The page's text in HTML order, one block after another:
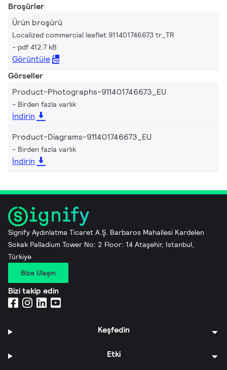
Broşürler
Ürün broşürü
Localized commercial leaflet 911401746673 tr_TR
pdf 412.7 kB
Görüntüle
Görseller
Product-Photographs-911401746673_EU
Birden fazla varlık
İndirin
Product-Diagrams-911401746673_EU
Birden fazla varlık
İndirin
Signify Aydınlatma Ticaret A.Ş. Barbaros Mahallesi Kardelen
Sokak Palladium Tower No: 2 Floor: 14 Ataşehir, Istanbul,
Türkiye
Bize Ulaşın
Bizi takip edin
Keşfedin
Etki